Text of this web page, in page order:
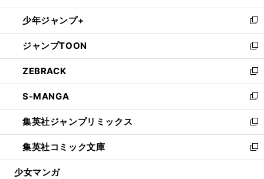
開
く
ウ
で
開
く
ン
ド
ウ
で
開
く
ウ
ィ
ン
ド
ウ
で
開
く
し
い
ウ
ィ
ン
ド
ウ
で
開
く
少年ジャンプ+
新
し
い
ウ
ィ
ン
ド
ウ
で
開
く
ジャンプTOON
新
し
い
ウ
ィ
ン
ド
ウ
で
開
ZEBRACK
新
し
い
ウ
ィ
ン
ド
ウ
S-MANGA
新
し
い
ウ
ィ
ン
集英社ジャンプリミックス
新
し
い
ウ
集英社コミック文庫
新
し
少女マンガ